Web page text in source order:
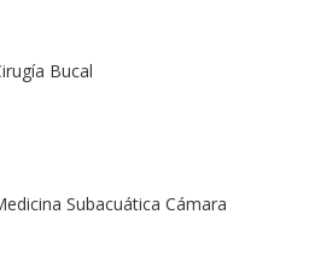
Bucal
Subacuática Cámara